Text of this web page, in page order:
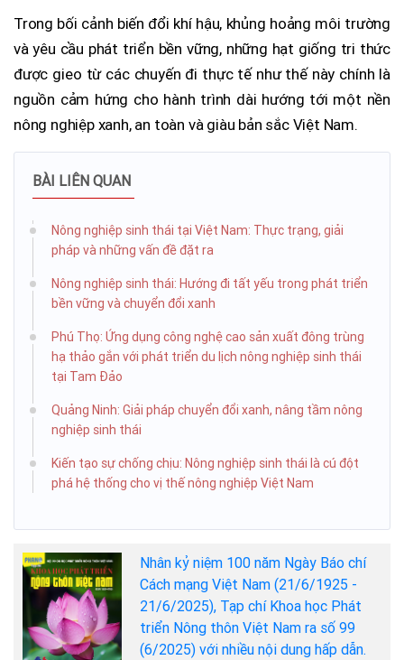
Trong bối cảnh biến đổi khí hậu, khủng hoảng môi trường
và yêu cầu phát triển bền vững, những hạt giống tri thức
được gieo từ các chuyến đi thực tế như thế này chính là
nguồn cảm hứng cho hành trình dài hướng tới một nền
nông nghiệp xanh, an toàn và giàu bản sắc Việt Nam.
BÀI LIÊN QUAN
Nông nghiệp sinh thái tại Việt Nam: Thực trạng, giải
pháp và những vấn đề đặt ra
Nông nghiệp sinh thái: Hướng đi tất yếu trong phát triển
bền vững và chuyển đổi xanh
Phú Thọ: Ứng dụng công nghệ cao sản xuất đông trùng
hạ thảo gắn với phát triển du lịch nông nghiệp sinh thái
tại Tam Đảo
Quảng Ninh: Giải pháp chuyển đổi xanh, nâng tầm nông
nghiệp sinh thái
Kiến tạo sự chống chịu: Nông nghiệp sinh thái là cú đột
phá hệ thống cho vị thế nông nghiệp Việt Nam
Nhân kỷ niệm 100 năm Ngày Báo chí
Cách mạng Việt Nam (21/6/1925 -
21/6/2025), Tạp chí Khoa học Phát
triển Nông thôn Việt Nam ra số 99
(6/2025) với nhiều nội dung hấp dẫn.